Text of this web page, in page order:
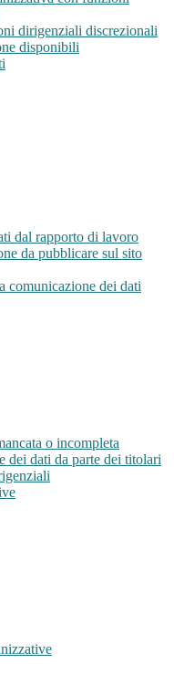
dirigenziali discrezionali
disponibili
dal rapporto di lavoro
da pubblicare sul sito
comunicazione dei dati
o incompleta
dei dati da parte dei titolari